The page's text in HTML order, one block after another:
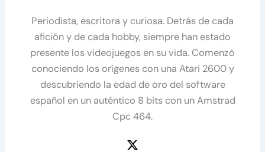
Periodista, escritora y curiosa. Detrás de cada
afición y de cada hobby, siempre han estado
presente los videojuegos en su vida. Comenzó
conociendo los orígenes con una Atari 2600 y
descubriendo la edad de oro del software
español en un auténtico 8 bits con un Amstrad
Cpc 464.